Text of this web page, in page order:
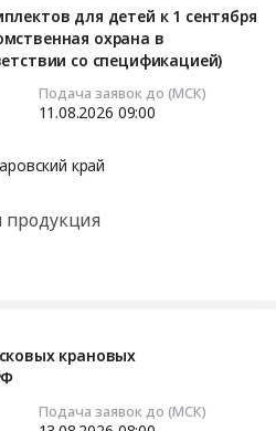
для детей к 1 сентября
охрана в
со спецификацией)
Подача заявок до (МСК)
11.08.2026 09:00
край
продукция
крановых
Подача заявок до (МСК)